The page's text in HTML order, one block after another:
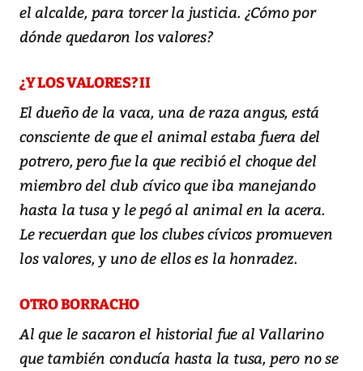
el alcalde, para torcer la justicia. ¿Cómo por
dónde quedaron los valores?
¿Y LOS VALORES? II
El dueño de la vaca, una de raza angus, está
consciente de que el animal estaba fuera del
potrero, pero fue la que recibió el choque del
miembro del club cívico que iba manejando
hasta la tusa y le pegó al animal en la acera.
Le recuerdan que los clubes cívicos promueven
los valores, y uno de ellos es la honradez.
OTRO BORRACHO
Al que le sacaron el historial fue al Vallarino
que también conducía hasta la tusa, pero no se